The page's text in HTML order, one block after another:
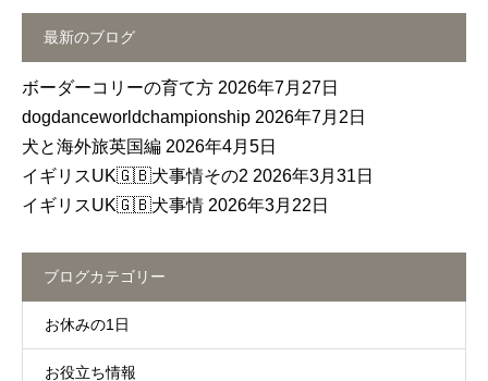
最新のブログ
ボーダーコリーの育て方 2026年7月27日
dogdanceworldchampionship 2026年7月2日
犬と海外旅英国編 2026年4月5日
イギリスUK🇬🇧犬事情その2 2026年3月31日
イギリスUK🇬🇧犬事情 2026年3月22日
ブログカテゴリー
お休みの1日
お役立ち情報